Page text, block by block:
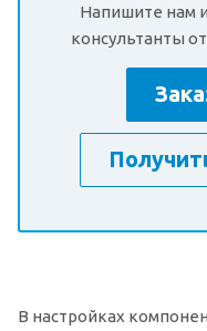
Напишите нам
консультанты
В настройках